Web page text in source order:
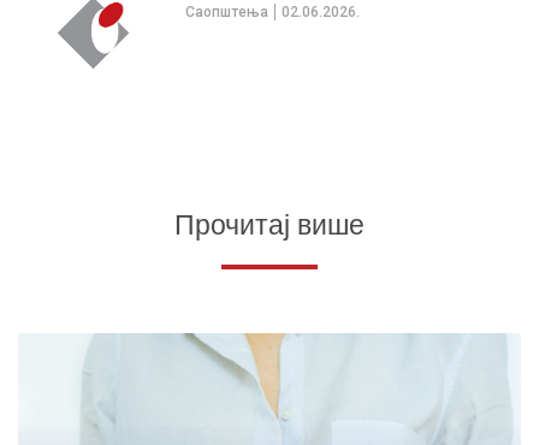
Саопштења 02.06.2026.
Прочитај више